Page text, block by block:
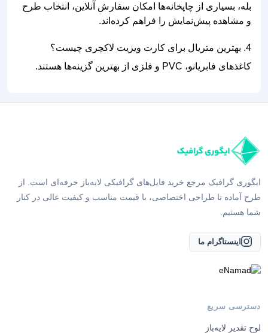
بله، بسیاری از چاپخانه‌ها امکان سفارش آنلاین، انتخاب طرح
و مشاهده پیش‌نمایش را فراهم کرده‌اند.
4. بهترین متریال برای کارت ویزیت لاکچری چیست؟
کاغذهای فابریانو، PVC و فلزی از بهترین گزینه‌ها هستند.
ایگوری گرافیک مرجع خرید فایل‌های گرافیکی لایه‌باز حرفه‌ای است. از
طرح آماده تا طراحی اختصاصی، با قیمت مناسب و کیفیت عالی در کنار
شما هستیم.
اینستاگرام ما
دسترسی سریع
لوح تقدیر لایه‌باز